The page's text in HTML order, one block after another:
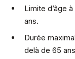
Limite d’âge
ans.
Durée
delà de 65